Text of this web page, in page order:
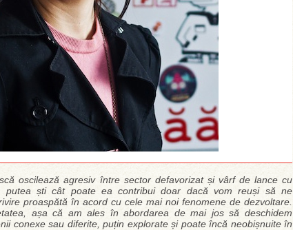
oscilează agresiv între sector defavorizat și vârf de lance cu
putea ști cât poate ea contribui doar dacă vom reuși să ne
proaspătă în acord cu cele mai noi fenomene de dezvoltare.
așa că am ales în abordarea de mai jos să deschidem
conexe sau diferite, puțin explorate și poate încă neobișnuite în